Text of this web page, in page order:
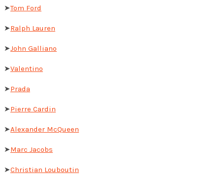
➤Tom Ford
➤Ralph Lauren
➤John Galliano
➤Valentino
➤Prada
➤Pierre Cardin
➤Alexander McQueen
➤Marc Jacobs
➤Christian Louboutin